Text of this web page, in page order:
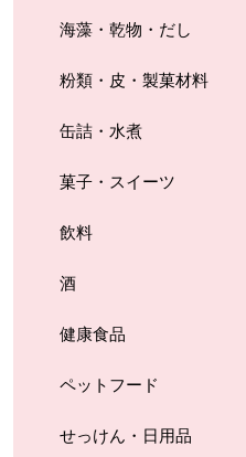
海藻・乾物・だし
粉類・皮・製菓材料
缶詰・水煮
菓子・スイーツ
飲料
酒
健康食品
ペットフード
せっけん・日用品